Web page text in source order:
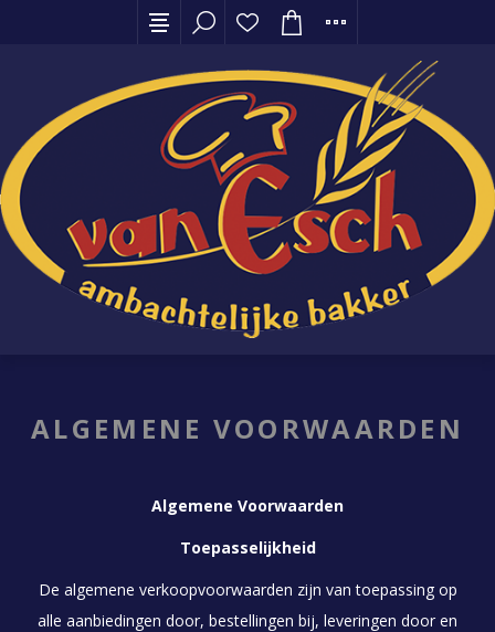
ALGEMENE VOORWAARDEN
Algemene Voorwaarden
Toepasselijkheid
De algemene verkoopvoorwaarden zijn van toepassing op
alle aanbiedingen door, bestellingen bij, leveringen door en